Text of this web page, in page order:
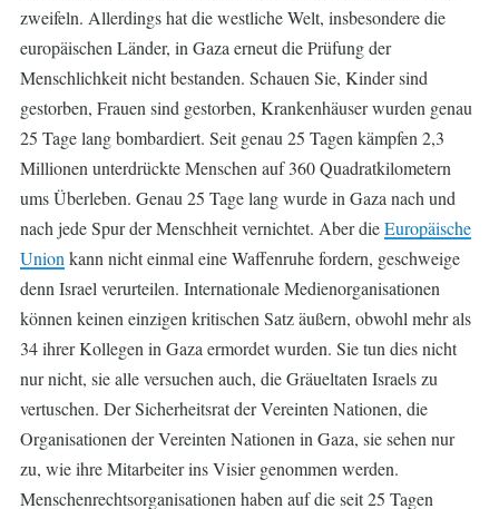
zweifeln. Allerdings hat die westliche Welt, insbesondere die
europäischen Länder, in Gaza erneut die Prüfung der
Menschlichkeit nicht bestanden. Schauen Sie, Kinder sind
gestorben, Frauen sind gestorben, Krankenhäuser wurden genau
25 Tage lang bombardiert. Seit genau 25 Tagen kämpfen 2,3
Millionen unterdrückte Menschen auf 360 Quadratkilometern
ums Überleben. Genau 25 Tage lang wurde in Gaza nach und
nach jede Spur der Menschheit vernichtet. Aber dieEuropäische
Union kann nicht einmal eine Waffenruhe fordern, geschweige
denn Israel verurteilen. Internationale Medienorganisationen
können keinen einzigen kritischen Satz äußern, obwohl mehr als
34 ihrer Kollegen in Gaza ermordet wurden. Sie tun dies nicht
nur nicht, sie alle versuchen auch, die Gräueltaten Israels zu
vertuschen. Der Sicherheitsrat der Vereinten Nationen, die
Organisationen der Vereinten Nationen in Gaza, sie sehen nur
zu, wie ihre Mitarbeiter ins Visier genommen werden.
Menschenrechtsorganisationen haben auf die seit 25 Tagen